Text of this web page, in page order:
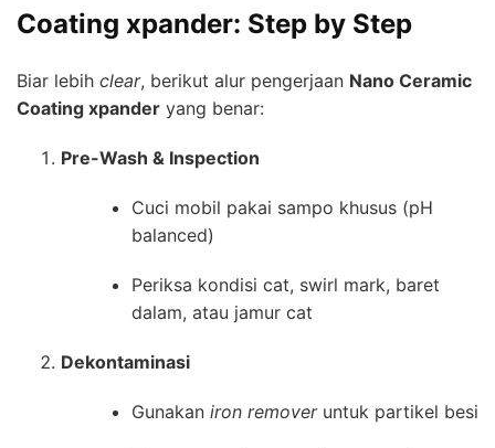
Coating xpander: Step by Step
Biar lebih clear, berikut alur pengerjaan Nano Ceramic
Coating xpander yang benar:
Pre-Wash & Inspection
Cuci mobil pakai sampo khusus (pH
balanced)
Periksa kondisi cat, swirl mark, baret
dalam, atau jamur cat
Dekontaminasi
Gunakan iron removeruntuk partikel besi